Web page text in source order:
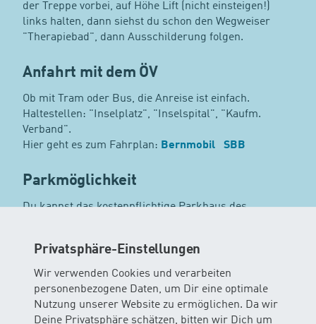
Privatsphäre-Einstellungen
Wir verwenden Cookies und verarbeiten
personenbezogene Daten, um Dir eine optimale
Nutzung unserer Website zu ermöglichen. Da wir
Deine Privatsphäre schätzen, bitten wir Dich um
der Treppe vorbei, auf Höhe Lift (nicht einsteigen!)
links halten, dann siehst du schon den Wegweiser
"Therapiebad", dann Ausschilderung folgen.
Anfahrt mit dem ÖV
Ob mit Tram oder Bus, die Anreise ist einfach.
Haltestellen: "Inselplatz", "Inselspital", "Kaufm.
Verband".
Hier geht es zum Fahrplan: Bernmobil SBB
Parkmöglichkeit
Du kannst das kostenpflichtige Parkhaus des
Kinderwagen / Maxi Cosi
Wir bitten dich, die Kinderwagen und Maxi Cosi im
Gang vor den Schränken zu deponieren.